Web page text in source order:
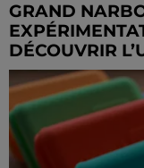
GRAND
DÉCOUVRIR